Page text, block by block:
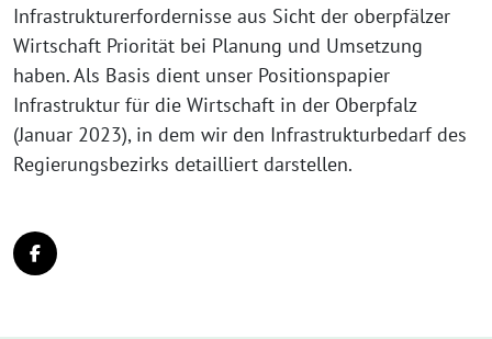
Infrastrukturerfordernisse aus Sicht der oberpfälzer
Wirtschaft Priorität bei Planung und Umsetzung
haben. Als Basis dient unser Positionspapier
Infrastruktur für die Wirtschaft in der Oberpfalz
(Januar 2023), in dem wir den Infrastrukturbedarf des
Regierungsbezirks detailliert darstellen.